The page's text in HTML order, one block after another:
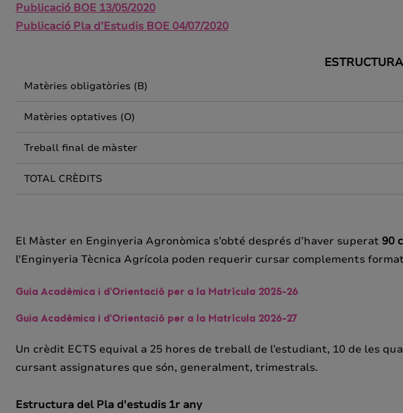
Publicació BOE 13/05/2020
Publicació Pla d’Estudis BOE 04/07/2020
Matèries obligatòries (B)
Matèries optatives (O)
Treball final de màster
TOTAL CRÈDITS
El Màster en Enginyeria Agronòmica s’obté després d’haver superat 90
l'Enginyeria Tècnica Agrícola poden requerir cursar complements
Guia Acadèmica i d'Orientació per a la Matrícula 2025-26
Guia Acadèmica i d'Orientació per a la Matrícula 2026-27
Un crèdit ECTS equival a 25 hores de treball de l’estudiant, 10 de les
cursant assignatures que són, generalment, trimestrals.
Estructura del Pla d'estudis 1r any